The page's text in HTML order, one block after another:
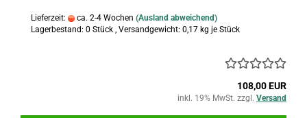
Lieferzeit: ca. 2-4 Wochen (Ausland abweichend)
Lagerbestand: 0 Stück , Versandgewicht: 0,17 kg je Stück
108,00 EUR
inkl. 19% MwSt. zzgl. Versand